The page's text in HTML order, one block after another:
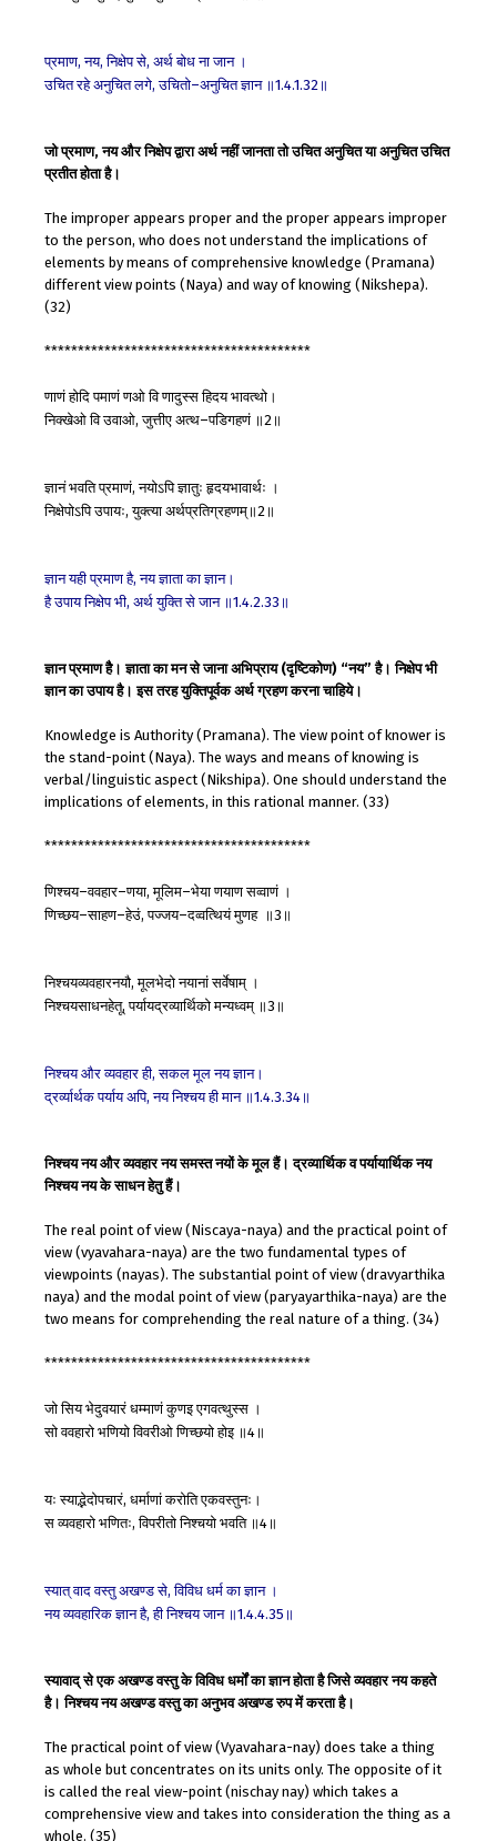
प्रमाण,नय,निक्षेपसे, अर्थबोधनाजान ।
उचितरहेअनुचितलगे,उचितो–अनुचितज्ञान ॥1.4.1.32 ॥
जो प्रमाण, नय और निक्षेप द्वारा अर्थ नहीं जानता तो उचित अनुचित या अनुचित उचित
प्रतीत होता है।
The improper appears proper and the proper appears improper
to the person, who does not understand the implications of
elements by means of comprehensive knowledge (Pramana)
different view points (Naya) and way of knowing (Nikshepa).
(32)
****************************************
णाणंहोदिपमाणंणओविणादुस्सहिदयभावत्थो।
निक्खेओविउवाओ,जुत्तीएअत्थ–पडिगहणं ॥2 ॥
ज्ञानंभवतिप्रमाणं,नयोऽपिज्ञातुः हृदयभावार्थः ।
निक्षेपोऽपिउपायः,युक्त्याअर्थप्रतिग्रहणम्॥2 ॥
ज्ञानयहीप्रमाणहै,नयज्ञाताकाज्ञान।
हैउपायनिक्षेपभी, अर्थयुक्तिसेजान ॥1.4.2.33 ॥
ज्ञान प्रमाण हैै। ज्ञाता का मन से जाना अभिप्राय (दृष्टिकोण) “नय” है। निक्षेप भी
ज्ञान का उपाय है। इस तरह युक्तिपूर्वक अर्थ ग्रहण करना चाहिये।
Knowledge is Authority (Pramana). The view point of knower is
the stand-point (Naya). The ways and means of knowing is
verbal/linguistic aspect (Nikshipa). One should understand the
implications of elements, in this rational manner. (33)
****************************************
णिश्चय–ववहार–णया,मूलिम–भेयाणयाणसव्वाणं ।
णिच्छय–साहण–हेउं,पज्जय–दव्वत्थियंमुणह ॥3 ॥
निश्चयव्यवहारनयौ,मूलभेदोनयानांसर्वेषाम् ।
निश्चयसाधनहेतू,पर्यायद्रव्यार्थिकोमन्यध्वम् ॥3 ॥
निश्चयऔरव्यवहारही,सकलमूलनयज्ञान।
द्रर्व्यार्थकपर्यायअपि,नयनिश्चयहीमान ॥1.4.3.34 ॥
निश्चय नय और व्यवहार नय समस्त नयों के मूल हैं। द्रव्यार्थिक व पर्यायार्थिक नय
निश्चय नय के साधन हेतु हैं।
The real point of view (Niscaya-naya) and the practical point of
view (vyavahara-naya) are the two fundamental types of
viewpoints (nayas). The substantial point of view (dravyarthika
naya) and the modal point of view (paryayarthika-naya) are the
two means for comprehending the real nature of a thing. (34)
****************************************
जोसियभेदुवयारंधम्माणंकुणइएगवत्थुस्स ।
सोववहारोभणियोविवरीओणिच्छयोहोइ ॥4 ॥
यः स्याद्भेदोपचारं, धर्माणांकरोतिएकवस्तुनः।
सव्यवहारोभणितः,विपरीतोनिश्चयोभवति ॥4 ॥
स्यात्वादवस्तुअखण्डसे,विविधधर्मकाज्ञान ।
नयव्यवहारिकज्ञानहै,हीनिश्चयजान ॥1.4.4.35 ॥
स्यावाद् से एक अखण्ड वस्तु के विविध धर्मों का ज्ञान होता है जिसे व्यवहार नय कहते
है। निश्चय नय अखण्ड वस्तु का अनुभव अखण्ड रुप में करता है।
The practical point of view (Vyavahara-nay) does take a thing
as whole but concentrates on its units only. The opposite of it
is called the real view-point (nischay nay) which takes a
comprehensive view and takes into consideration the thing as a
whole. (35)